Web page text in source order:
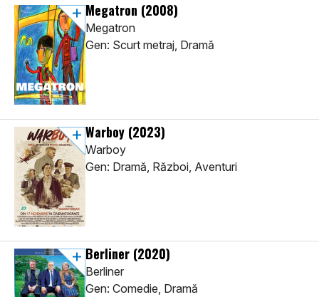
Megatron (2008)
Megatron
Gen: Scurt metraj, Dramă
Warboy (2023)
Warboy
Gen: Dramă, Război, Aventuri
Berliner (2020)
Berliner
Gen: Comedie, Dramă